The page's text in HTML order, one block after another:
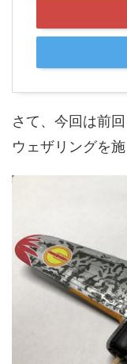
さて、今回は前
ウェザリングを施